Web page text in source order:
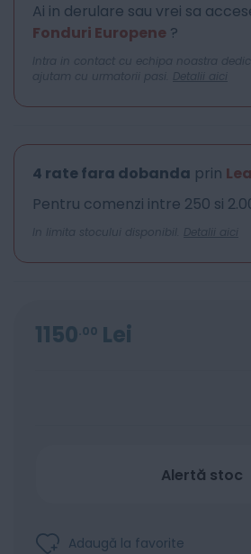
Ai in derulare sau vrei sa
Fonduri Europene ?
Intra in contact cu echipa noastra
ajutam cu urmatorii pasi. Detalii aici
4 rate fara dobanda prin
Pentru comenzi intre 250 si
In limita stocului disponibil. Detalii aici
1150 00 Lei
Alertă stoc
Adaugă la favorite